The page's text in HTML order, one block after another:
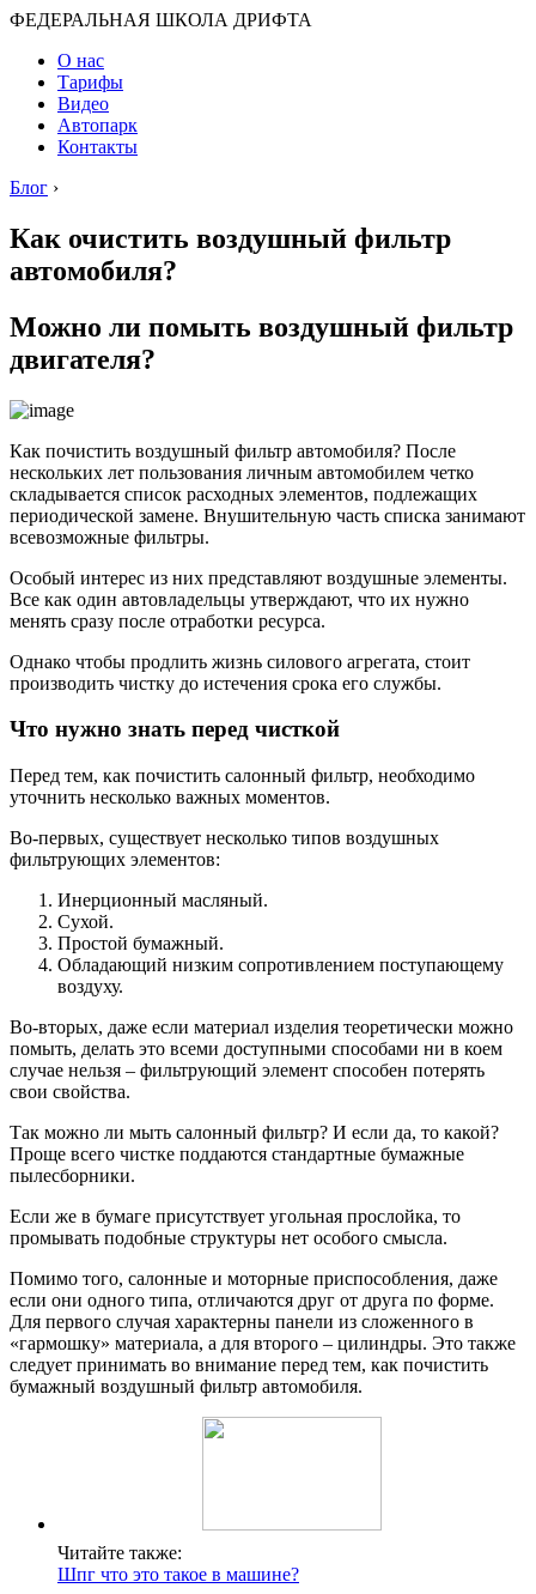
ФЕДЕРАЛЬНАЯ ШКОЛА ДРИФТА
О нас
Тарифы
Видео
Автопарк
Контакты
Блог ›
Как очистить воздушный фильтр
автомобиля?
Можно ли помыть воздушный фильтр
двигателя?
Как почистить воздушный фильтр автомобиля? После
нескольких лет пользования личным автомобилем четко
складывается список расходных элементов, подлежащих
периодической замене. Внушительную часть списка занимают
всевозможные фильтры.
Особый интерес из них представляют воздушные элементы.
Все как один автовладельцы утверждают, что их нужно
менять сразу после отработки ресурса.
Однако чтобы продлить жизнь силового агрегата, стоит
производить чистку до истечения срока его службы.
Что нужно знать перед чисткой
Перед тем, как почистить салонный фильтр, необходимо
уточнить несколько важных моментов.
Во-первых, существует несколько типов воздушных
фильтрующих элементов:
Инерционный масляный.
Сухой.
Простой бумажный.
Обладающий низким сопротивлением поступающему
воздуху.
Во-вторых, даже если материал изделия теоретически можно
помыть, делать это всеми доступными способами ни в коем
случае нельзя – фильтрующий элемент способен потерять
свои свойства.
Так можно ли мыть салонный фильтр? И если да, то какой?
Проще всего чистке поддаются стандартные бумажные
пылесборники.
Если же в бумаге присутствует угольная прослойка, то
промывать подобные структуры нет особого смысла.
Помимо того, салонные и моторные приспособления, даже
если они одного типа, отличаются друг от друга по форме.
Для первого случая характерны панели из сложенного в
«гармошку» материала, а для второго – цилиндры. Это также
следует принимать во внимание перед тем, как почистить
бумажный воздушный фильтр автомобиля.
Читайте также:
Шпг что это такое в машине?